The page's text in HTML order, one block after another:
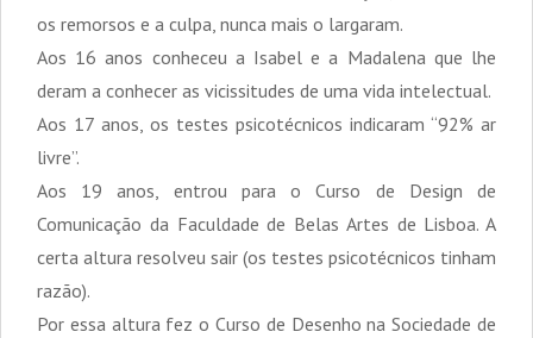
os remorsos e a culpa, nunca mais o largaram.
Aos 16 anos conheceu a Isabel e a Madalena que lhe
deram a conhecer as vicissitudes de uma vida intelectual.
Aos 17 anos, os testes psicotécnicos indicaram “92% ar
livre”.
Aos 19 anos, entrou para o Curso de Design de
Comunicação da Faculdade de Belas Artes de Lisboa. A
certa altura resolveu sair (os testes psicotécnicos tinham
razão).
Por essa altura fez o Curso de Desenho na Sociedade de